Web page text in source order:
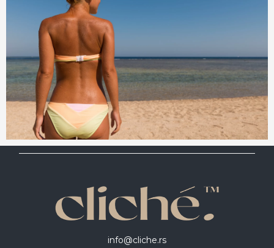
info@cliche.rs